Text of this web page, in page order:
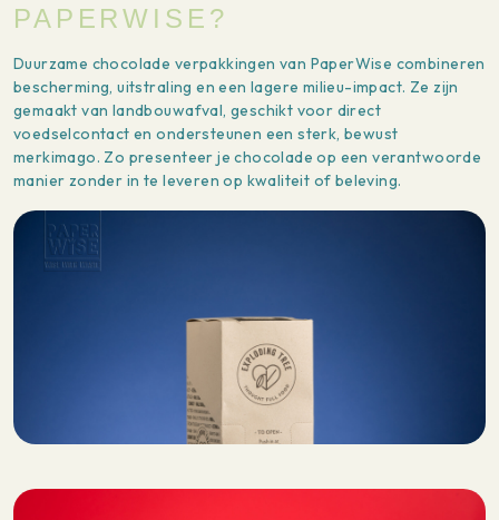
PAPERWISE?
Duurzame chocolade verpakkingen van PaperWise combineren
bescherming, uitstraling en een lagere milieu-impact. Ze zijn
gemaakt van landbouwafval, geschikt voor direct
voedselcontact en ondersteunen een sterk, bewust
merkimago. Zo presenteer je chocolade op een verantwoorde
manier zonder in te leveren op kwaliteit of beleving.